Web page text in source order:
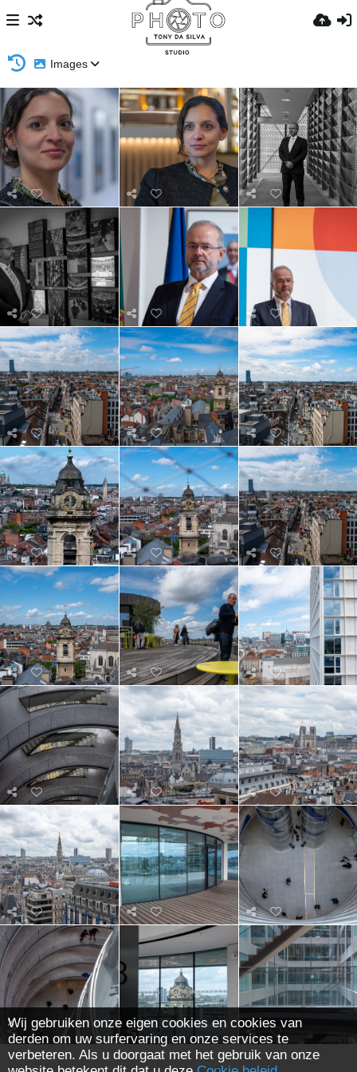
Images
Wij gebruiken onze eigen cookies en cookies van
derden om uw surfervaring en onze services te
verbeteren. Als u doorgaat met het gebruik van onze